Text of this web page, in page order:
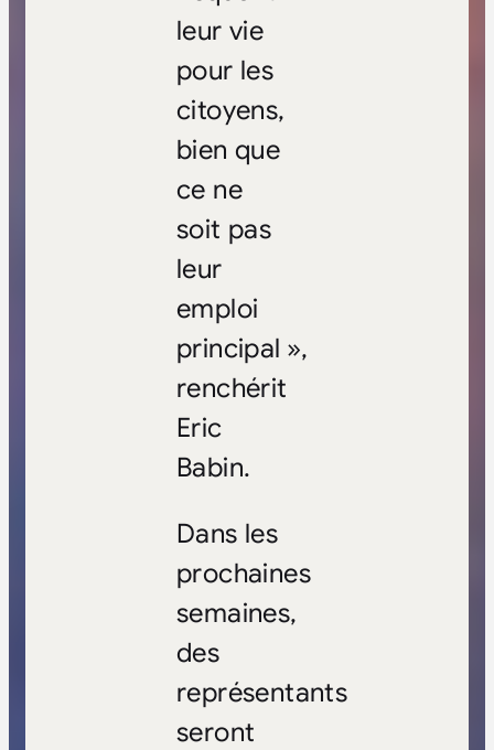
leur vie
pour les
citoyens,
bien que
ce ne
soit pas
leur
emploi
principal »,
renchérit
Eric
Babin.
Dans les
prochaines
semaines,
des
représentants
seront